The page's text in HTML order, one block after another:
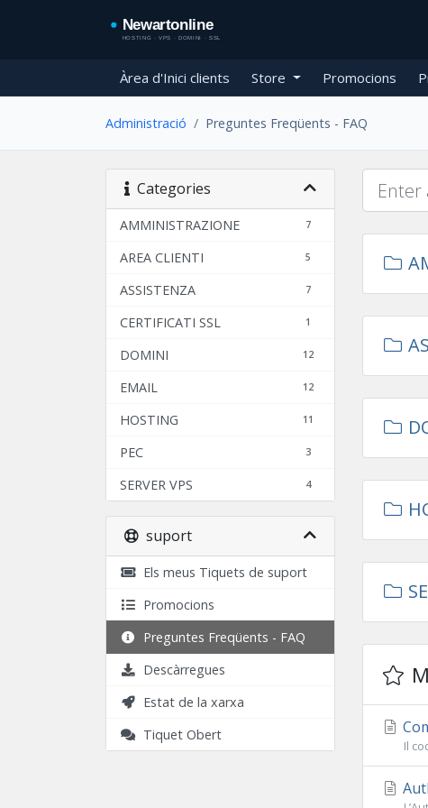
Àrea d'Inici clients Store Promocions
Administració Preguntes Freqüents - FAQ
Categories
7
AMMINISTRAZIONE
5
AREA CLIENTI
7
ASSISTENZA
1
CERTIFICATI SSL
12
DOMINI
12
EMAIL
11
HOSTING
3
PEC
4
SERVER VPS
suport
Els meus Tiquets de suport
Promocions
Preguntes Freqüents - FAQ
Descàrregues
Estat de la xarxa
Tiquet Obert
Il